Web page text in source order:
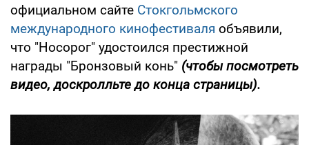
официальном сайте Стокгольмского
международного кинофестиваля объявили,
что "Носорог" удостоился престижной
награды "Бронзовый конь" (чтобы посмотреть
видео, доскролльте до конца страницы).